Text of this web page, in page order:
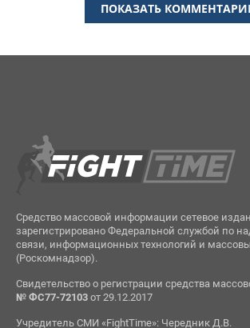
ПОКАЗАТЬ
Средство массовой информации сетевое
зарегистрировано Федеральной службой по
связи, информационных технологий и
(Роскомнадзор).
Свидетельство о регистрации средства
№ ФС77-72103от 29.12.2017
Учредитель СМИ «FightTime»: Чередник Д.В.